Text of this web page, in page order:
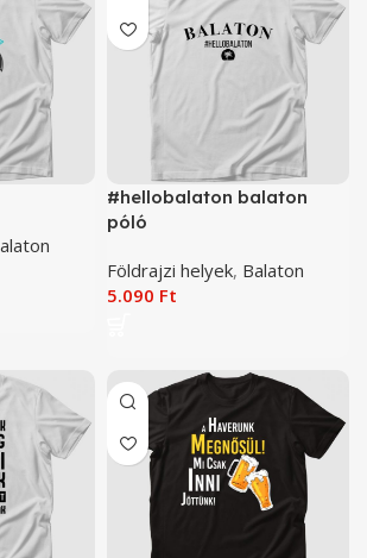
#hellobalaton balaton
póló
Földrajzi helyek, Balaton
5.090 Ft